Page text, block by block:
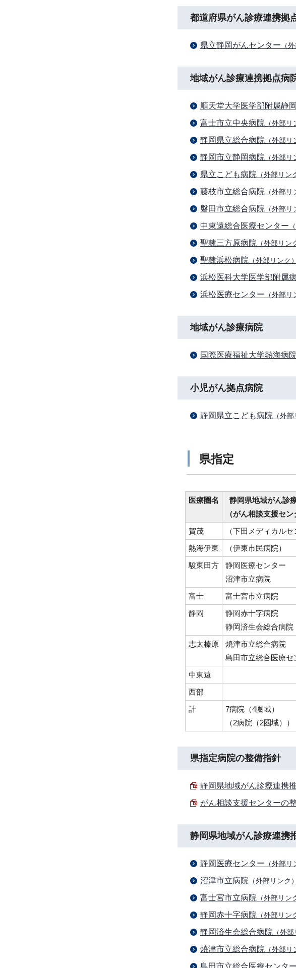
都道府県がん診療連携拠
県立静岡がんセンター （
地域がん診療連携拠点病
順天堂大学医学部附属静
富士市立中央病院 （外部リ
静岡県立総合病院 （外部リ
静岡市立静岡病院 （外部リ
県立こども病院 （外部リン
藤枝市立総合病院 （外部リ
磐田市立総合病院 （外部リ
中東遠総合医療センター
聖隷三方原病院 （外部リン
聖隷浜松病院 （外部リンク）
浜松医科大学医学部附属
浜松医療センター （外部リ
地域がん診療病院
国際医療福祉大学熱海病院
小児がん拠点病院
静岡県立こども病院 （外
県指定
医療圏名
静岡県地域がん診
（がん相談支援セン
賀茂
（下田メディカルセ
熱海伊東
（伊東市民病院）
駿東田方
静岡医療センター
沼津市立病院
富士
富士宮市立病院
静岡
静岡赤十字病院
静岡済生会総合病院
志太榛原
焼津市立総合病院
島田市立総合医療セ
中東遠
西部
計
7病院（4圏域）
（2病院（2圏域））
県指定病院の整備指針
静岡県地域がん診療連携
がん相談支援センターの
静岡県地域がん診療連携
静岡医療センター （外部リ
沼津市立病院 （外部リンク）
富士宮市立病院 （外部リン
静岡赤十字病院 （外部リン
静岡済生会総合病院 （外
焼津市立総合病院 （外部リ
島田市立総合医療センター